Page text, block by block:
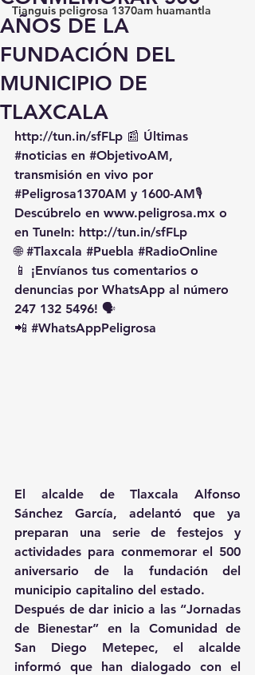
Tianguis peligrosa 1370am huamantla
AÑOS DE LA
FUNDACIÓN DEL
MUNICIPIO DE
TLAXCALA
http://tun.in/sfFLp 📰 Últimas
#noticias en #ObjetivoAM,
transmisión en vivo por
#Peligrosa1370AM y 1600-AM🎙️
Descúbrelo en www.peligrosa.mx o
en TuneIn: http://tun.in/sfFLp
🌐 #Tlaxcala #Puebla #RadioOnline
📱 ¡Envíanos tus comentarios o
denuncias por WhatsApp al número
247 132 5496! 🗣️
📲 #WhatsAppPeligrosa
El alcalde de Tlaxcala Alfonso
Sánchez García, adelantó que ya
preparan una serie de festejos y
actividades para conmemorar el 500
aniversario de la fundación del
municipio capitalino del estado.
Después de dar inicio a las “Jornadas
de Bienestar” en la Comunidad de
San Diego Metepec, el alcalde
informó que han dialogado con el